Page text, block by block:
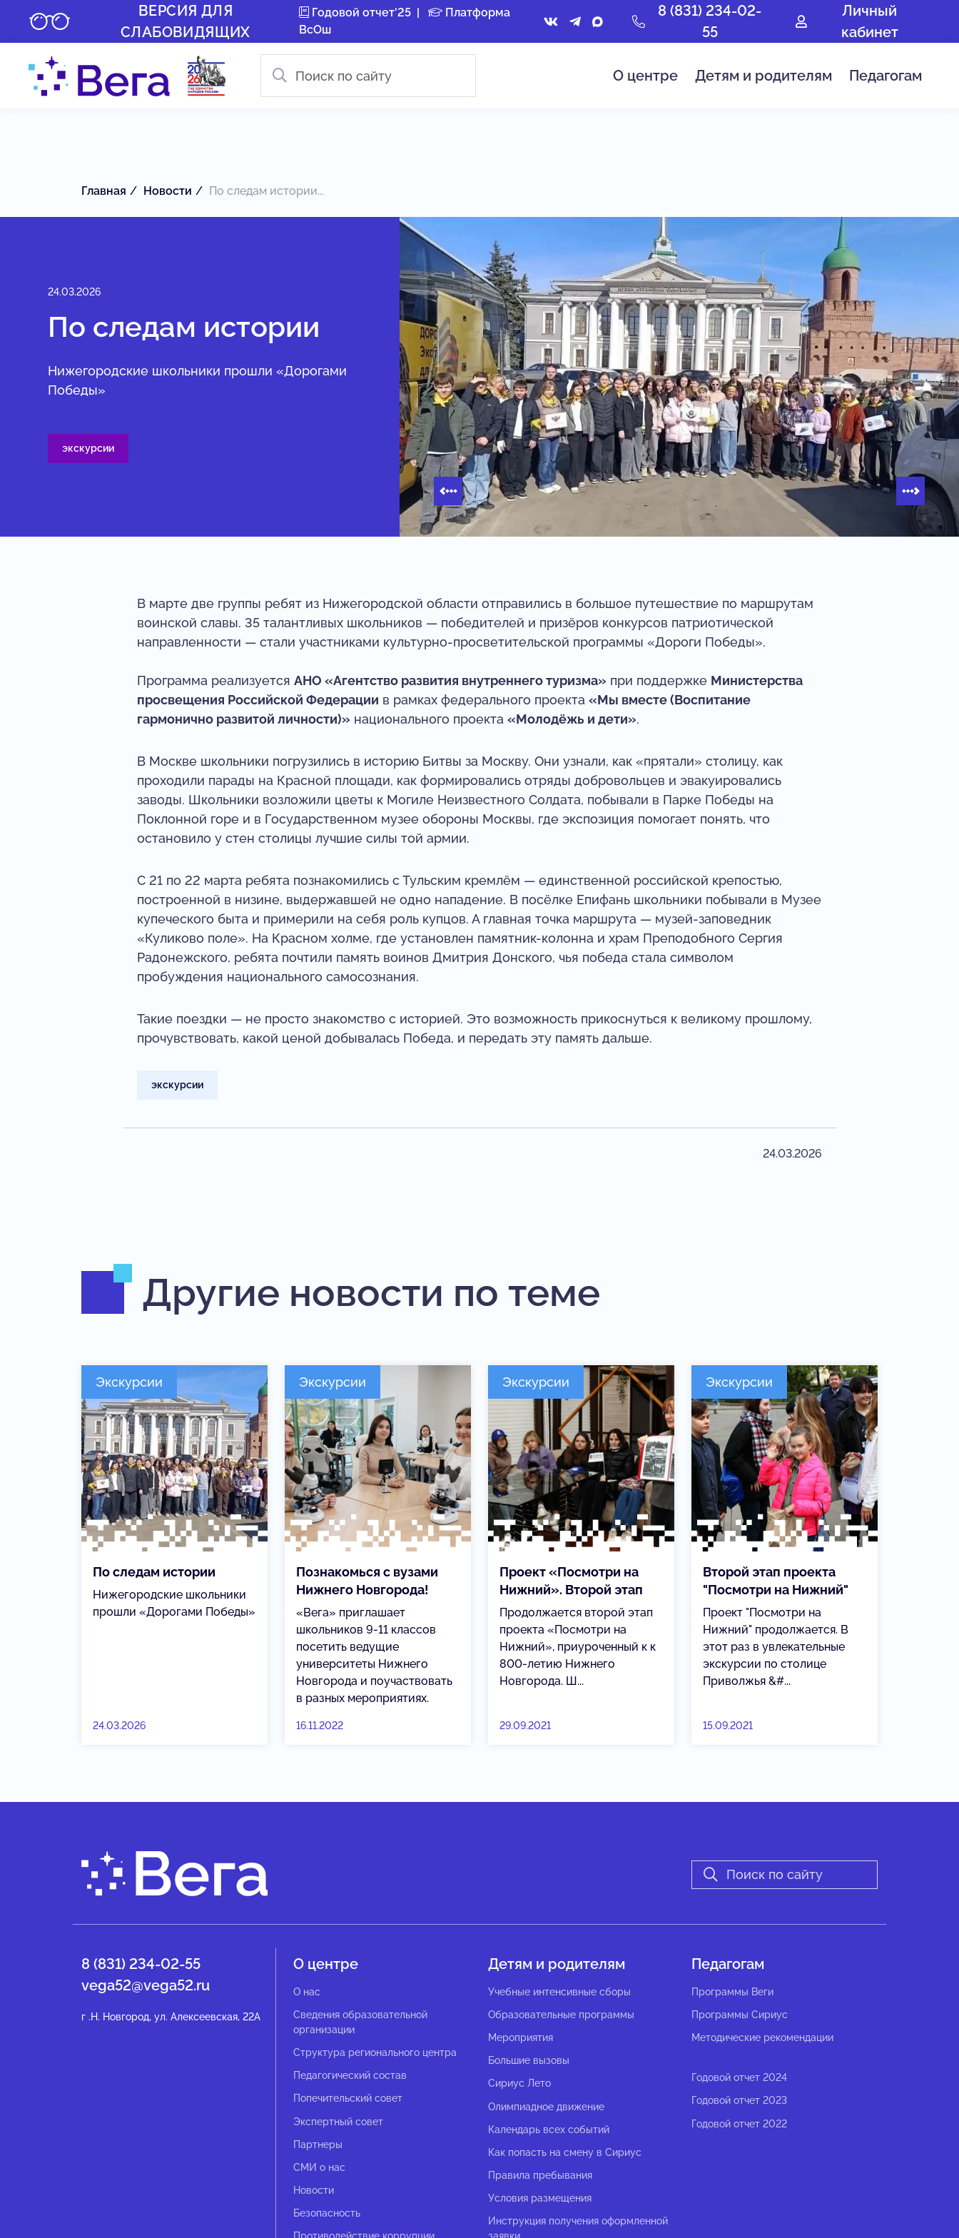
ВЕРСИЯ ДЛЯ
СЛАБОВИДЯЩИХ
Годовой отчет'25|
Платформа
ВсОш
8 (831) 234-02-
55
Личный
кабинет
О центре Детям и родителям Педагогам
Главная Новости По следам истории...
24.03.2026
По следам истории
Нижегородские школьники прошли «Дорогами
Победы»
экскурсии
В марте две группы ребят из Нижегородской области отправились в большое путешествие по маршрутам
воинской славы. 35 талантливых школьников — победителей и призёров конкурсов патриотической
направленности — стали участниками культурно-просветительской программы «Дороги Победы».
Программа реализуется АНО «Агентство развития внутреннего туризма» при поддержке Министерства
просвещения Российской Федерации в рамках федерального проекта «Мы вместе (Воспитание
гармонично развитой личности)» национального проекта «Молодёжь и дети».
В Москве школьники погрузились в историю Битвы за Москву. Они узнали, как «прятали» столицу, как
проходили парады на Красной площади, как формировались отряды добровольцев и эвакуировались
заводы. Школьники возложили цветы к Могиле Неизвестного Солдата, побывали в Парке Победы на
Поклонной горе и в Государственном музее обороны Москвы, где экспозиция помогает понять, что
остановило у стен столицы лучшие силы той армии.
С 21 по 22 марта ребята познакомились с Тульским кремлём — единственной российской крепостью,
построенной в низине, выдержавшей не одно нападение. В посёлке Епифань школьники побывали в Музее
купеческого быта и примерили на себя роль купцов. А главная точка маршрута — музей-заповедник
«Куликово поле». На Красном холме, где установлен памятник-колонна и храм Преподобного Сергия
Радонежского, ребята почтили память воинов Дмитрия Донского, чья победа стала символом
пробуждения национального самосознания.
Такие поездки — не просто знакомство с историей. Это возможность прикоснуться к великому прошлому,
прочувствовать, какой ценой добывалась Победа, и передать эту память дальше.
экскурсии
24.03.2026
Другие новости по теме
Экскурсии
По следам истории
Нижегородские школьники
прошли «Дорогами Победы»
24.03.2026
Экскурсии
Познакомься с вузами
Нижнего Новгорода!
«Вега» приглашает
школьников 9-11 классов
посетить ведущие
университеты Нижнего
Новгорода и поучаствовать
в разных мероприятиях.
16.11.2022
Экскурсии
Проект «Посмотри на
Нижний». Второй этап
Продолжается второй этап
проекта «Посмотри на
Нижний», приуроченный к к
800-летию Нижнего
Новгорода. Ш...
29.09.2021
Экскурсии
Второй этап проекта
"Посмотри на Нижний"
Проект "Посмотри на
Нижний" продолжается. В
этот раз в увлекательные
экскурсии по столице
Приволжья &#...
15.09.2021
8 (831) 234-02-55
vega52@vega52.ru
г .Н. Новгород, ул. Алексеевская, 22А
О центре
О нас
Сведения образовательной
организации
Структура регионального центра
Педагогический состав
Попечительский совет
Экспертный совет
Партнеры
СМИ о нас
Новости
Безопасность
Детям и родителям
Учебные интенсивные сборы
Образовательные программы
Мероприятия
Большие вызовы
Сириус Лето
Олимпиадное движение
Календарь всех событий
Как попасть на смену в Сириус
Правила пребывания
Условия размещения
Инструкция получения оформленной
Педагогам
Программы Веги
Программы Сириус
Методические рекомендации
Годовой отчет 2024
Годовой отчет 2023
Годовой отчет 2022